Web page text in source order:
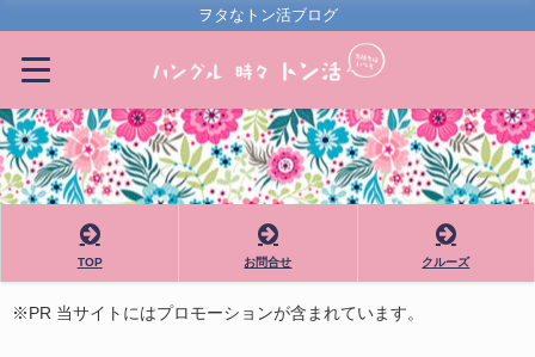
ヲタなトン活ブログ
TOP お問合せ クルーズ
※PR 当サイトにはプロモーションが含まれています。